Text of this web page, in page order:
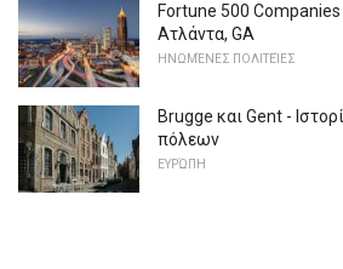
Fortune 500
Ατλάντα, GA
ΗΝΩΜΈΝΕΣ ΠΟΛΙΤΕΊΕΣ
Brugge και Gent -
πόλεων
ΕΥΡΏΠΗ